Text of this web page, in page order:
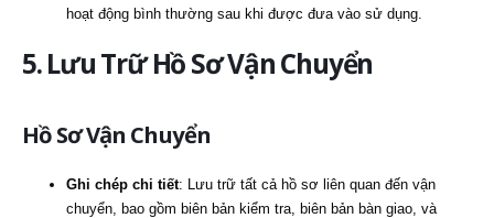
hoạt động bình thường sau khi được đưa vào sử dụng.
5. Lưu Trữ Hồ Sơ Vận Chuyển
Hồ Sơ Vận Chuyển
Ghi chép chi tiết: Lưu trữ tất cả hồ sơ liên quan đến vận
chuyển, bao gồm biên bản kiểm tra, biên bản bàn giao, và